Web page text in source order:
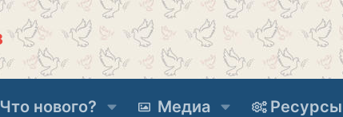
Что нового? Медиа Ресурсы